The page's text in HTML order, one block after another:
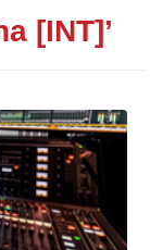
[INT]’